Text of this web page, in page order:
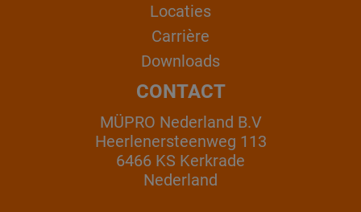
Locaties
Carrière
Downloads
CONTACT
MÜPRO Nederland B.V
Heerlenersteenweg 113
6466 KS Kerkrade
Nederland